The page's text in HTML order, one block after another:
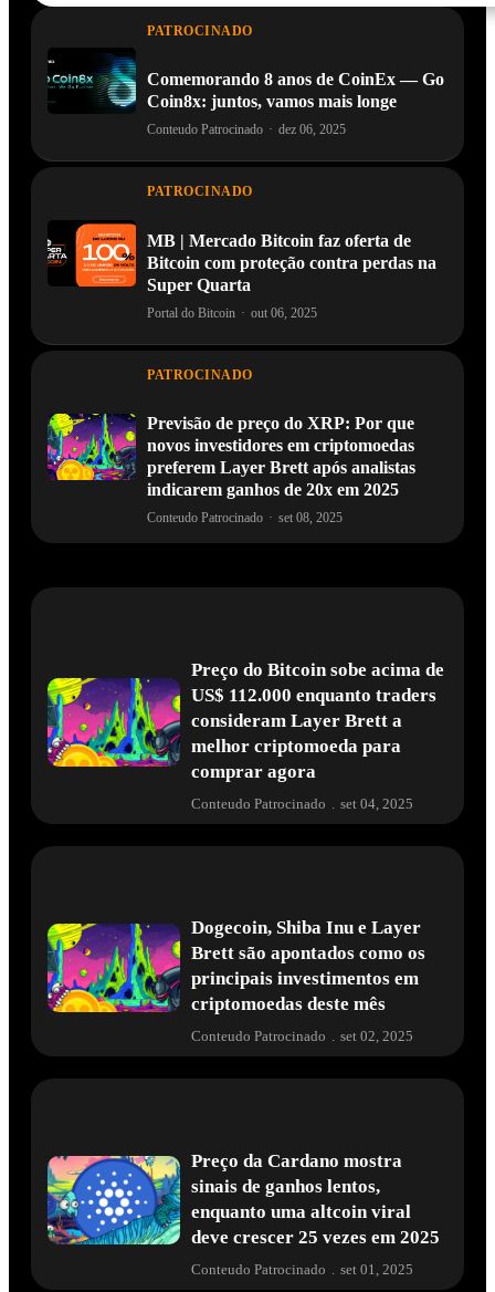
PATROCINADO
Comemorando 8 anos de CoinEx — Go
Coin8x: juntos, vamos mais longe
Conteudo Patrocinado · dez 06, 2025
PATROCINADO
MB | Mercado Bitcoin faz oferta de
Bitcoin com proteção contra perdas na
Super Quarta
Portal do Bitcoin · out 06, 2025
PATROCINADO
Previsão de preço do XRP: Por que
novos investidores em criptomoedas
preferem Layer Brett após analistas
indicarem ganhos de 20x em 2025
Conteudo Patrocinado · set 08, 2025
Preço do Bitcoin sobe acima de
US$ 112.000 enquanto traders
consideram Layer Brett a
melhor criptomoeda para
comprar agora
Conteudo Patrocinado set 04, 2025
Dogecoin, Shiba Inu e Layer
Brett são apontados como os
principais investimentos em
criptomoedas deste mês
Conteudo Patrocinado . set 02, 2025
Preço da Cardano mostra
sinais de ganhos lentos,
enquanto uma altcoin viral
deve crescer 25 vezes em 2025
Conteudo Patrocinado set 01, 2025